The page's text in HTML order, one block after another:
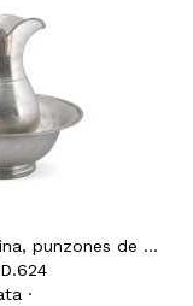
Aguamanil con jofaina, punzones de Madrid Villa y...
·